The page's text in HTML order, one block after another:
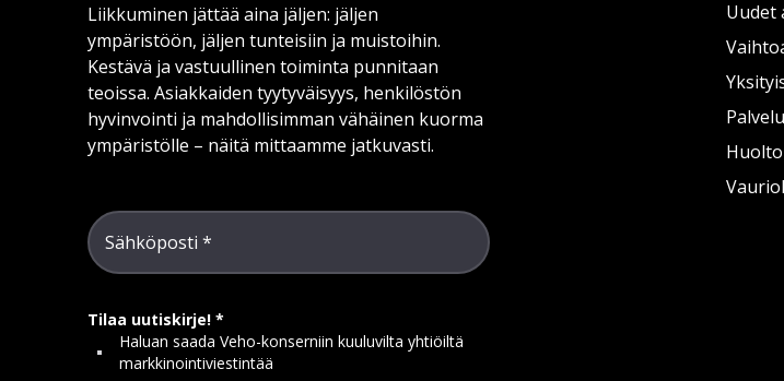
Liikkuminen jättää aina jäljen: jäljen
ympäristöön, jäljen tunteisiin ja muistoihin.
Kestävä ja vastuullinen toiminta punnitaan
teoissa. Asiakkaiden tyytyväisyys, henkilöstön
hyvinvointi ja mahdollisimman vähäinen kuorma
ympäristölle – näitä mittaamme jatkuvasti.
Sähköposti
Tilaa uutiskirje!
Haluan saada Veho-konserniin kuuluvilta yhtiöiltä
markkinointiviestintää
Uudet